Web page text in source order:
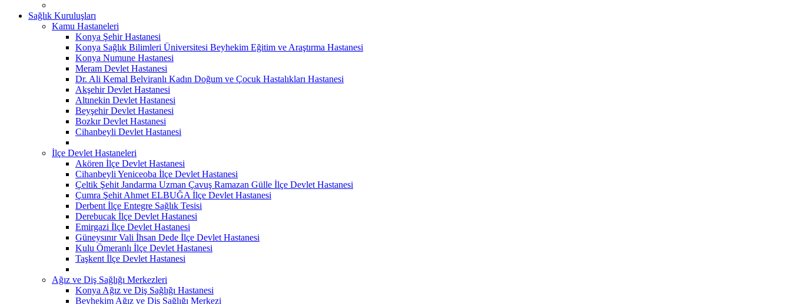
Sağlık Kuruluşları
Kamu Hastaneleri
Konya Şehir Hastanesi
Konya Sağlık Bilimleri Üniversitesi Beyhekim Eğitim ve Araştırma Hastanesi
Konya Numune Hastanesi
Meram Devlet Hastanesi
Dr. Ali Kemal Belviranlı Kadın Doğum ve Çocuk Hastalıkları Hastanesi
Akşehir Devlet Hastanesi
Altınekin Devlet Hastanesi
Beyşehir Devlet Hastanesi
Bozkır Devlet Hastanesi
Cihanbeyli Devlet Hastanesi
İlçe Devlet Hastaneleri
Akören İlçe Devlet Hastanesi
Cihanbeyli Yeniceoba İlçe Devlet Hastanesi
Çeltik Şehit Jandarma Uzman Çavuş Ramazan Gülle İlçe Devlet Hastanesi
Çumra Şehit Ahmet ELBUĞA İlçe Devlet Hastanesi
Derbent İlçe Entegre Sağlık Tesisi
Derebucak İlçe Devlet Hastanesi
Emirgazi İlçe Devlet Hastanesi
Güneysınır Vali İhsan Dede İlçe Devlet Hastanesi
Kulu Ömeranlı İlçe Devlet Hastanesi
Taşkent İlçe Devlet Hastanesi
Ağız ve Diş Sağlığı Merkezleri
Konya Ağız ve Diş Sağlığı Hastanesi
Beyhekim Ağız ve Diş Sağlığı Merkezi